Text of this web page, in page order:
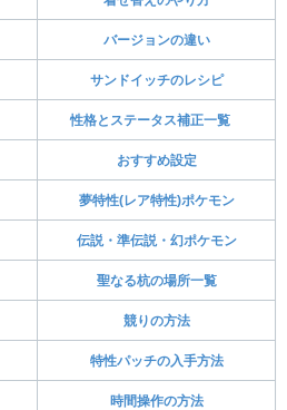
バージョンの違い
サンドイッチのレシピ
性格とステータス補正一覧
おすすめ設定
夢特性(レア特性)ポケモン
伝説・準伝説・幻ポケモン
聖なる杭の場所一覧
競りの方法
特性パッチの入手方法
時間操作の方法